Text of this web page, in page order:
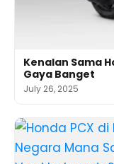
Kenalan Sama
Gaya Banget
July 26, 2025